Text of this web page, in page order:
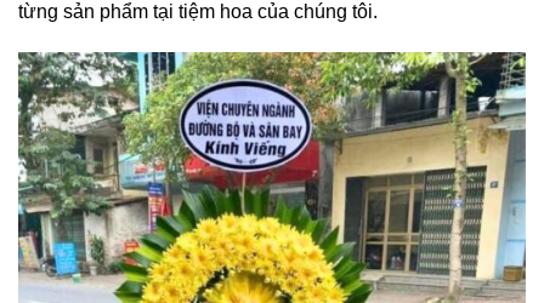
từng sản phẩm tại tiệm hoa của chúng tôi.